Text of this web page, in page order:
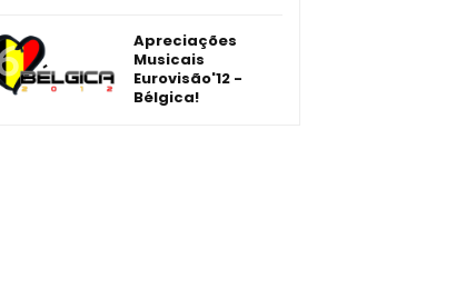
Apreciações
Musicais
Eurovisão'12 -
Bélgica!